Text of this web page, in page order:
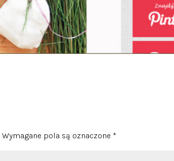
Wymagane pola są oznaczone *